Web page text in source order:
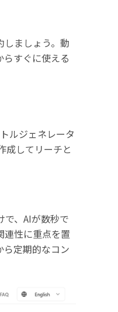
しましょう。動
すぐに使える
ルジェネレータ
成してリーチと
で、AIが数秒で
連性に重点を置
ら定期的なコン